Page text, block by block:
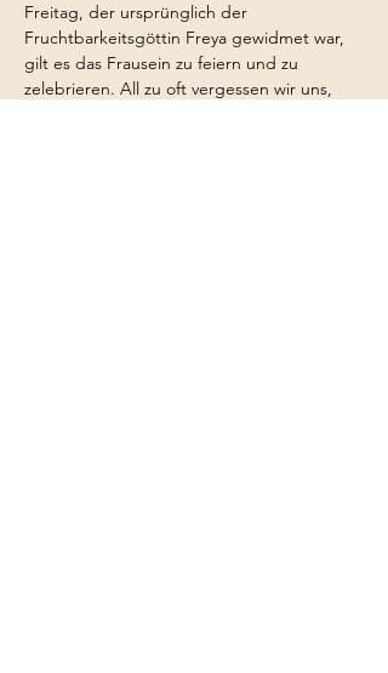
Freitag, der ursprünglich der
Fruchtbarkeitsgöttin Freya gewidmet war,
gilt es das Frausein zu feiern und zu
zelebrieren. All zu oft vergessen wir uns,